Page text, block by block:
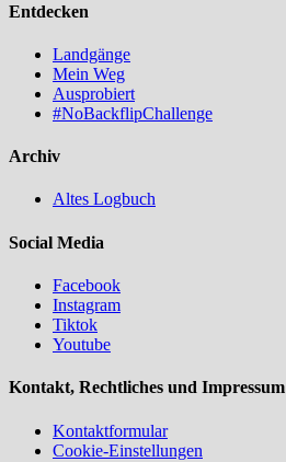
Entdecken
Landgänge
Mein Weg
Ausprobiert
#NoBackflipChallenge
Archiv
Altes Logbuch
Social Media
Facebook
Instagram
Tiktok
Youtube
Kontakt, Rechtliches und Impressum
Kontaktformular
Cookie-Einstellungen